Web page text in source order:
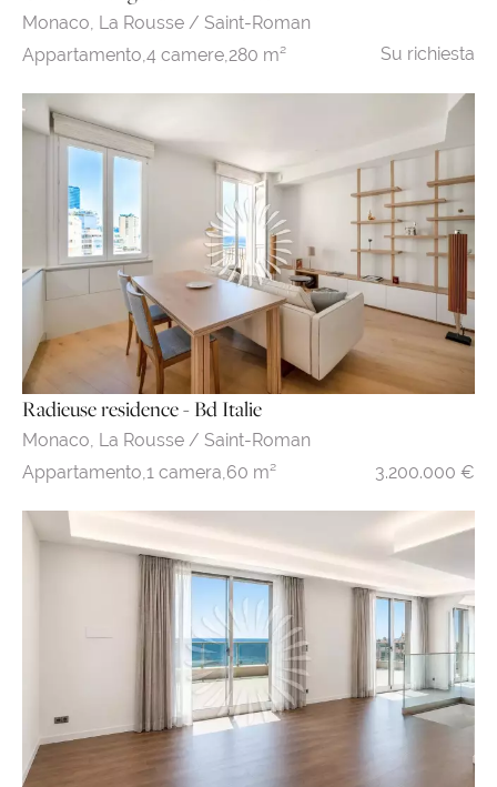
Monaco, La Rousse / Saint-Roman
Appartamento, 4 camere, 280 m² Su richiesta
Radieuse residence - Bd Italie
Monaco, La Rousse / Saint-Roman
Appartamento,1 camera,60 m² 3.200.000 €